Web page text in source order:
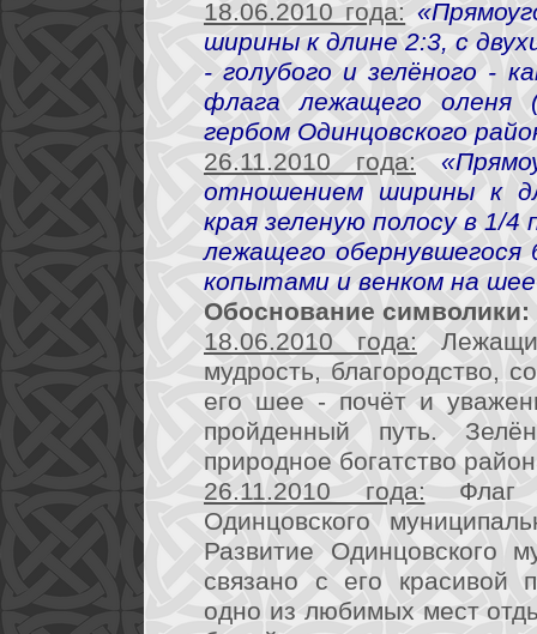
18.06.2010 года:
ширины к длине 2:3, с
- голубого и зелёного -
флага лежащего оленя
гербом Одинцовского
26.11.2010 года:
отношением ширины к
края зеленую полосу в 1/
лежащего
копытами и венком на
Обоснование символики:
18.06.2010 года:
мудрость, благородство,
его шее - почёт и
пройденный путь.
природное богатство
26.11.2010 года: Флаг
Одинцовского
Развитие Одинцовского
связано с его красивой
одно из любимых мест